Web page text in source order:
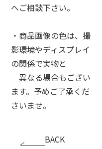
へご相談下さい。
・商品画像の色は、撮
影環境やディスプレイ
の関係で実物と
異なる場合もござい
ます。予めご了承くだ
さいませ。
BACK